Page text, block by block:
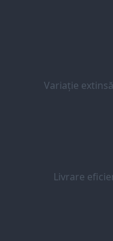
Variație
Livrare